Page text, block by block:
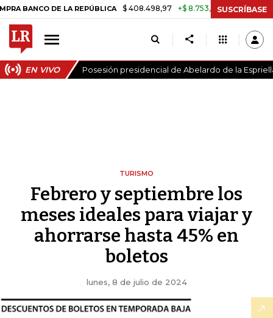
DE LA REPÚBLICA $ 408.498,97 +$ 8.753,81 +2,19% TASA
SUSCRÍBASE
EN VIVO Posesión presidencial de Abelardo de la
TURISMO
Febrero y septiembre los
meses ideales para viajar y
ahorrarse hasta 45% en
boletos
lunes, 8 de julio de 2024